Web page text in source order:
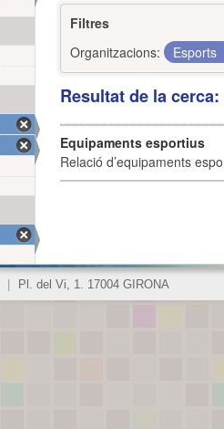
Filtres
Organitzacions:
Esports
Resultat de la
Equipaments esportius
Relació d’equipaments
Pl. del Vi, 1. 17004 GIRONA